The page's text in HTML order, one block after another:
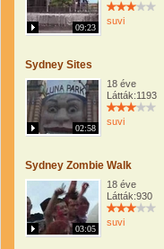
09:23
suvi
Sydney Sites
02:58
18 éve
Látták:1193
suvi
Sydney Zombie Walk
03:05
18 éve
Látták:930
suvi